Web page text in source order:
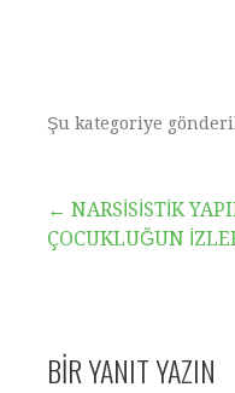
Şu kategoriye
← NARSİSİSTİK
ÇOCUKLUĞUN
BIR YANIT YAZIN